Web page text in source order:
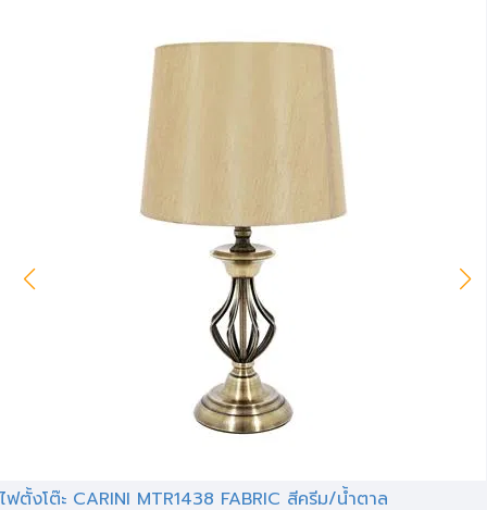
ไฟตั้งโต๊ะ CARINI MTR1438 FABRIC สีครีม/น้ำตาล